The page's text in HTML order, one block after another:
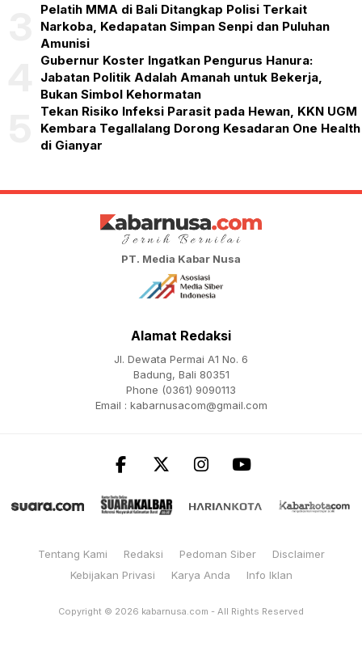
Pelatih MMA di Bali Ditangkap Polisi Terkait
Narkoba, Kedapatan Simpan Senpi dan Puluhan
Amunisi
Gubernur Koster Ingatkan Pengurus Hanura:
Jabatan Politik Adalah Amanah untuk Bekerja,
Bukan Simbol Kehormatan
Tekan Risiko Infeksi Parasit pada Hewan, KKN UGM
Kembara Tegallalang Dorong Kesadaran One Health
di Gianyar
PT. Media Kabar Nusa
Alamat Redaksi
Jl. Dewata Permai A1 No. 6
Badung, Bali 80351
Phone (0361) 9090113
Email : kabarnusacom@gmail.com
Tentang Kami Redaksi Pedoman Siber
Disclaimer
Kebijakan Privasi
Karya Anda Info Iklan
Copyright © 2026 kabarnusa.com - All Rights Reserved